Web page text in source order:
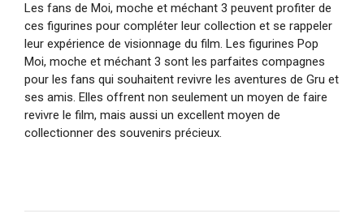
Les fans de Moi, moche et méchant 3 peuvent profiter de
ces figurines pour compléter leur collection et se rappeler
leur expérience de visionnage du film. Les figurines Pop
Moi, moche et méchant 3 sont les parfaites compagnes
pour les fans qui souhaitent revivre les aventures de Gru et
ses amis. Elles offrent non seulement un moyen de faire
revivre le film, mais aussi un excellent moyen de
collectionner des souvenirs précieux.